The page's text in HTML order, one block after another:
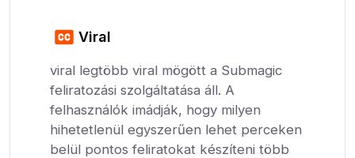
Viral
viral legtöbb viral mögött a Submagic
feliratozási szolgáltatása áll. A
felhasználók imádják, hogy milyen
hihetetlenül egyszerűen lehet perceken
belül pontos feliratokat készíteni több